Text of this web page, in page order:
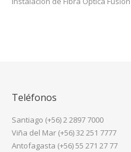
Teléfonos
Santiago (+56) 2 2897 7000
Viña del Mar (+56) 32 251 7777
Antofagasta (+56) 55 271 27 77